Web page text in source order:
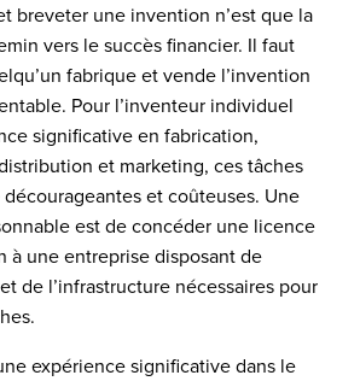
breveter une invention n’est que la
vers le succès financier. Il faut
fabrique et vende l’invention
Pour l’inventeur individuel
significative en fabrication,
et marketing, ces tâches
et coûteuses. Une
est de concéder une licence
à une entreprise disposant de
de l’infrastructure nécessaires pour
expérience significative dans le